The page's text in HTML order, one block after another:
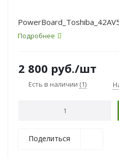
Подробнее
2 800 руб./шт
Есть в наличии (1)
Поделиться